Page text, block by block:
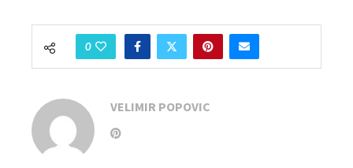
0
VELIMIR POPOVIC